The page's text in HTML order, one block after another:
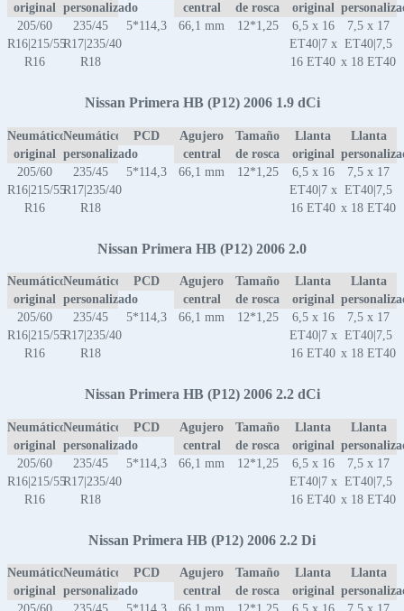
original personalizado
central
de rosca
original
205/60
R16|215/55
R16
235/45
R17|235/40
R18
5*114,3 66,1 mm 12*1,25
6,5 x 16
ET40|7 x
16 ET40
7,5 x 17
ET40|7,5
x 18 ET40
Nissan Primera HB (P12) 2006 1.9 dCi
Neumático
original
Neumático
personalizado
PCD
Agujero
central
Tamaño
de rosca
Llanta
original
Llanta
205/60
R16|215/55
R16
235/45
R17|235/40
R18
5*114,3 66,1 mm 12*1,25
6,5 x 16
ET40|7 x
16 ET40
7,5 x 17
ET40|7,5
x 18 ET40
Nissan Primera HB (P12) 2006 2.0
Neumático
original
Neumático
personalizado
PCD
Agujero
central
Tamaño
de rosca
Llanta
original
Llanta
205/60
R16|215/55
R16
235/45
R17|235/40
R18
5*114,3 66,1 mm 12*1,25
6,5 x 16
ET40|7 x
16 ET40
7,5 x 17
ET40|7,5
x 18 ET40
Nissan Primera HB (P12) 2006 2.2 dCi
Neumático
original
Neumático
personalizado
PCD
Agujero
central
Tamaño
de rosca
Llanta
original
Llanta
205/60
R16|215/55
R16
235/45
R17|235/40
R18
5*114,3 66,1 mm 12*1,25
6,5 x 16
ET40|7 x
16 ET40
7,5 x 17
ET40|7,5
x 18 ET40
Nissan Primera HB (P12) 2006 2.2 Di
Neumático
original
Neumático
personalizado
PCD
Agujero
central
Tamaño
de rosca
Llanta
original
Llanta